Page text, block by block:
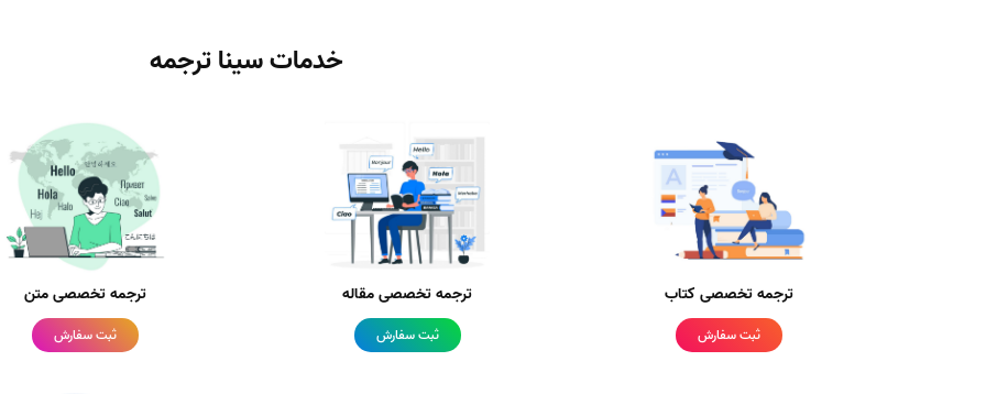
خدمات سینا ترجمه
ترجمه تخصصی کتاب
ثبت سفارش
ترجمه تخصصی مقاله
ثبت سفارش
ترجمه تخصصی متن
ثبت سفارش